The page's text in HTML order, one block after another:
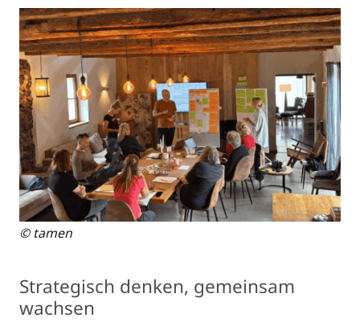
© tamen
Strategisch denken, gemeinsam
wachsen